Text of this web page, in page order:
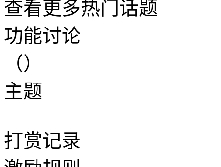
查看更多热门话题
功能讨论
（）
主题
打赏记录